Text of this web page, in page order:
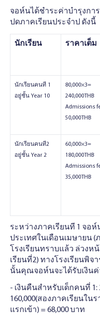
จอห์นได้ชําระค่าบํารุงกา
ปดภาคเรียนประจําป ดังนี้
นักเรียน ราคาเต็ม
นักเรียนคนที 1
อยู่ชั้น Year 10
80,000×3=
240,000THB
Admissions
50,000THB
นักเรียนคนที2
อยู่ชั้น Year 2
60,000×3=
180,000THB
Admissions
35,000THB
ระหว่างภาคเรียนที 1 จอ
ประเทศในเดือนเมษายน (
โรงเรียนทราบแล้ว ล่วงห
เรียนที่2) ทางโรงเรียนพิ
นั้นคุณจอห์นจะได้รับเงิน
- เงินคืนสําหรับเด็กคนที่ 1:
160,000(สองภาคเรียนใน
แรกเข้า) = 68,000 บาท